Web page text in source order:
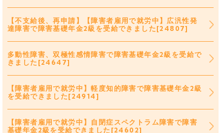
【不支給後、再申請】【障害者雇用で就労中】広汎性発
達障害で障害基礎年金2級を受給できました[24807]
多動性障害、双極性感情障害で障害基礎年金2級を受給で
きました[24647]
【障害者雇用で就労中】軽度知的障害で障害基礎年金2級
を受給できました[24914]
【障害者雇用で就労中】自閉症スペクトラム障害で障害
基礎年金2級を受給できました[24602]